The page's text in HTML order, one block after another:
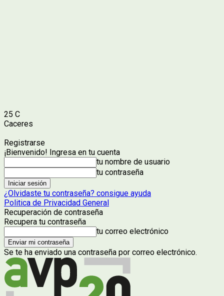
25 C
Caceres
Registrarse
¡Bienvenido! Ingresa en tu cuenta
tu nombre de usuario
tu contraseña
¿Olvidaste tu contraseña? consigue ayuda
Politica de Privacidad General
Recuperación de contraseña
Recupera tu contraseña
tu correo electrónico
Se te ha enviado una contraseña por correo electrónico.